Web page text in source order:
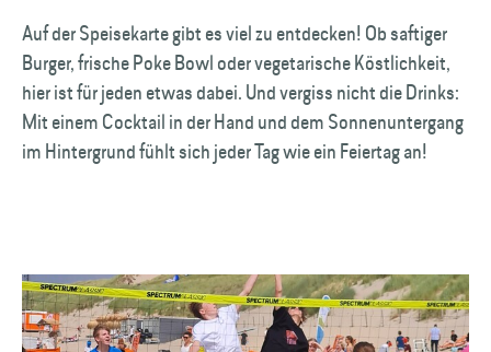
Auf der Speisekarte gibt es viel zu entdecken! Ob saftiger
Burger, frische Poke Bowl oder vegetarische Köstlichkeit,
hier ist für jeden etwas dabei. Und vergiss nicht die Drinks:
Mit einem Cocktail in der Hand und dem Sonnenuntergang
im Hintergrund fühlt sich jeder Tag wie ein Feiertag an!